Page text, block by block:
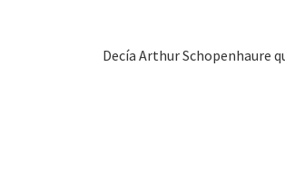
Decía Arthur Schopenhaure